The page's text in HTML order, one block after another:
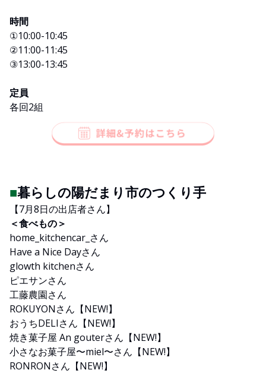
時間
①10:00-10:45
②11:00-11:45
③13:00-13:45
定員
各回2組
■暮らしの陽だまり市のつくり手
【7月8日の出店者さん】
＜食べもの＞
home_kitchencar_さん
Have a Nice Dayさん
glowth kitchenさん
ピエサンさん
工藤農園さん
ROKUYONさん【NEW!】
おうちDELIさん【NEW!】
焼き菓子屋 An gouterさん【NEW!】
小さなお菓子屋〜miel〜さん【NEW!】
RONRONさん【NEW!】